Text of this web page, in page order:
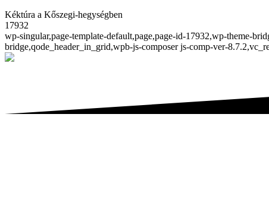
Kéktúra a Kőszegi-hegységben
17932
wp-singular,page-template-default,page,page-id-17932,wp-theme-
bridge,qode_header_in_grid,wpb-js-composer js-comp-ver-